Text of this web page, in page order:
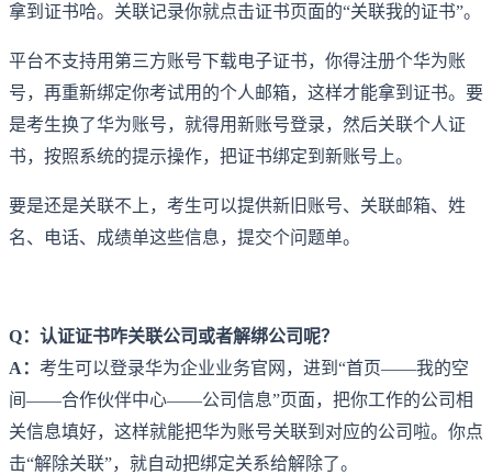
拿到证书哈。关联记录你就点击证书页面的“关联我的证书”。
平台不支持用第三方账号下载电子证书，你得注册个华为账
号，再重新绑定你考试用的个人邮箱，这样才能拿到证书。要
是考生换了华为账号，就得用新账号登录，然后关联个人证
书，按照系统的提示操作，把证书绑定到新账号上。
要是还是关联不上，考生可以提供新旧账号、关联邮箱、姓
名、电话、成绩单这些信息，提交个问题单。
Q：认证证书咋关联公司或者解绑公司呢？
A： 考生可以登录华为企业业务官网，进到“首页——我的空
间——合作伙伴中心——公司信息”页面，把你工作的公司相
关信息填好，这样就能把华为账号关联到对应的公司啦。你点
击“解除关联”，就自动把绑定关系给解除了。